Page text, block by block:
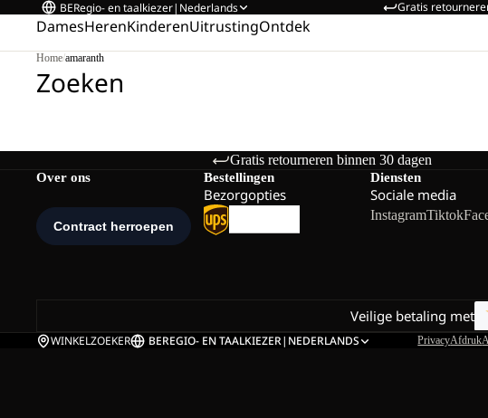
Gratis
BERegio- en taalkiezer| Nederlands
DamesHerenKinderenUitrustingOntdek
Home/amaranth
Zoeken
Gratis retourneren binnen 30 dagen
Over ons Bestellingen
Bezorgopties
Diensten
Sociale media
InstagramTiktok
Veilige betaling met
WINKELZOEKER BEREGIO- EN TAALKIEZER| NEDERLANDS PrivacyAfdruk